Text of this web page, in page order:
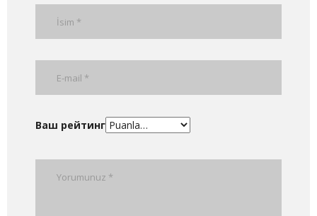
Ваш рейтинг